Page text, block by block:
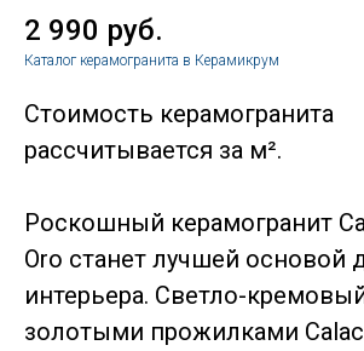
2 990 руб.
Каталог керамогранита в Керамикрум
Стоимость керамогранита
рассчитывается за м².
Роскошный керамогранит
Oro станет лучшей основой
интерьера. Светло-
золотыми прожилками